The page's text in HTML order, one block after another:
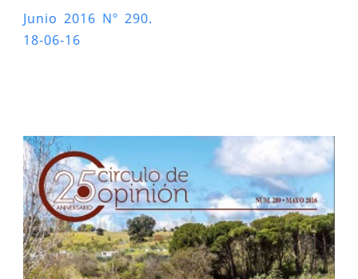
Junio 2016 Nº 290.
18-06-16